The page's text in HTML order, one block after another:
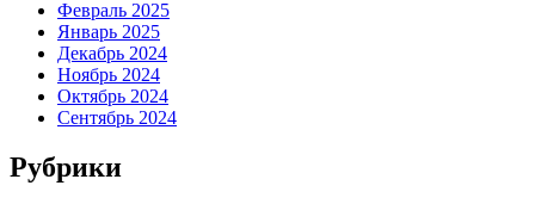
Февраль 2025
Январь 2025
Декабрь 2024
Ноябрь 2024
Октябрь 2024
Сентябрь 2024
Рубрики